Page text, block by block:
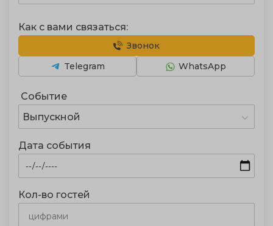
Событие
Выпускной
Дата события
Кол-во гостей
Как с вами связаться:
Звонок
WhatsApp
Telegram